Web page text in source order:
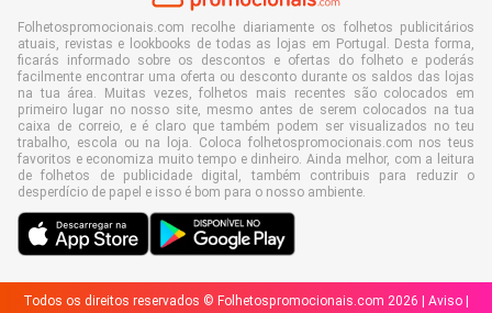
Folhetospromocionais.com recolhe diariamente os folhetos publicitários
atuais, revistas e lookbooks de todas as lojas em Portugal. Desta forma,
ficarás informado sobre os descontos e ofertas do folheto e poderás
facilmente encontrar uma oferta ou desconto durante os saldos das lojas
na tua área. Muitas vezes, folhetos mais recentes são colocados em
primeiro lugar no nosso site, mesmo antes de serem colocados na tua
caixa de correio, e é claro que também podem ser visualizados no teu
trabalho, escola ou na loja. Coloca folhetospromocionais.com nos teus
favoritos e economiza muito tempo e dinheiro. Ainda melhor, com a leitura
de folhetos de publicidade digital, também contribuis para reduzir o
desperdício de papel e isso é bom para o nosso ambiente.
Todos os direitos reservados © Folhetospromocionais.com 2026 | Aviso